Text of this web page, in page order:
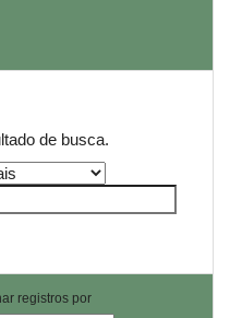
de busca.
registros por